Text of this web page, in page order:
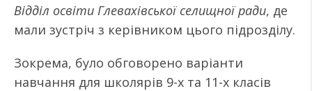
Відділ освіти Глевахівської селищної ради, де
мали зустріч з керівником цього підрозділу.
Зокрема, було обговорено варіанти
навчання для школярів 9-х та 11-х класів